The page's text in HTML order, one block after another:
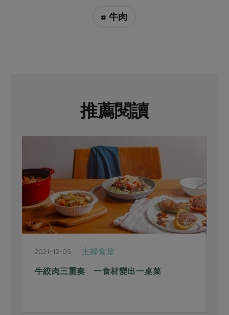
# 牛肉
推薦閱讀
2021-12-05 主婦食堂
牛絞肉三重奏 一食材變出一桌菜